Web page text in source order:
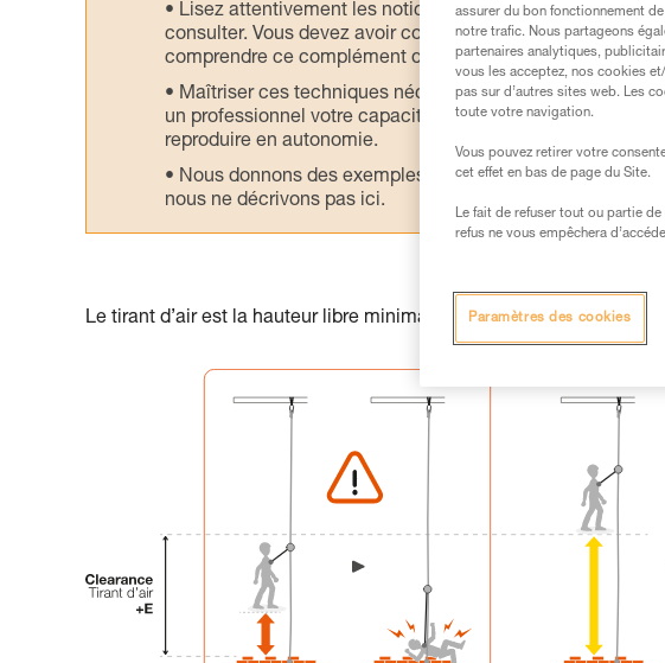
Lisez attentivement les notices techniques des produits
consulter. Vous devez avoir compris les informations de
comprendre ce complément d’informations.
Maîtriser ces techniques nécessite une formation et un
un professionnel votre capacité à refaire la manipulation,
reproduire en autonomie.
Nous donnons des exemples de techniques liées à votre
nous ne décrivons pas ici.
Le tirant d’air est la hauteur libre minimale sous l’ASAP, pour que
assurer du bon fonctionnement
notre trafic. Nous partageons
partenaires analytiques,
vous les acceptez, nos cookies
pas sur d’autres sites web. Les
toute votre navigation.
Vous pouvez retirer votre
cet effet en bas de page du Site.
Le fait de refuser tout ou partie
refus ne vous empêchera
Paramètres des cookies